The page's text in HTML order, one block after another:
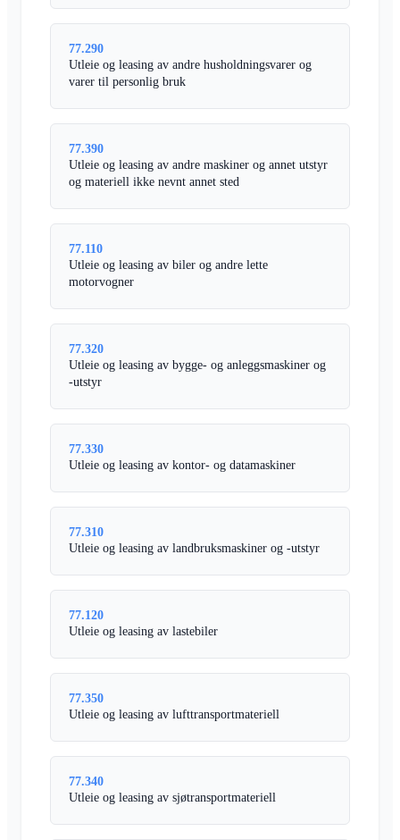
77.290
Utleie og leasing av andre husholdningsvarer og
varer til personlig bruk
77.390
Utleie og leasing av andre maskiner og annet utstyr
og materiell ikke nevnt annet sted
77.110
Utleie og leasing av biler og andre lette
motorvogner
77.320
Utleie og leasing av bygge- og anleggsmaskiner og
-utstyr
77.330
Utleie og leasing av kontor- og datamaskiner
77.310
Utleie og leasing av landbruksmaskiner og -utstyr
77.120
Utleie og leasing av lastebiler
77.350
Utleie og leasing av lufttransportmateriell
77.340
Utleie og leasing av sjøtransportmateriell